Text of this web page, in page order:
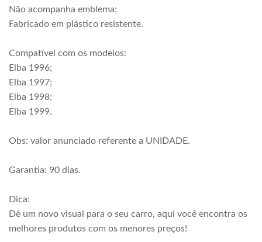
Não acompanha emblema;
Fabricado em plástico resistente.
Compatível com os modelos:
Elba 1996;
Elba 1997;
Elba 1998;
Elba 1999.
Obs: valor anunciado referente a UNIDADE.
Garantia: 90 dias.
Dica:
Dê um novo visual para o seu carro, aqui você encontra os
melhores produtos com os menores preços!